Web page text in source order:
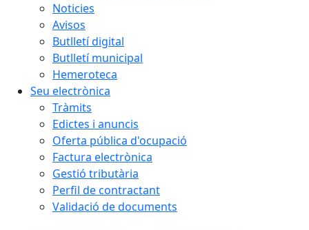
Noticies
Avisos
Butlletí digital
Butlletí municipal
Hemeroteca
Seu electrònica
Tràmits
Edictes i anuncis
Oferta pública d'ocupació
Factura electrònica
Gestió tributària
Perfil de contractant
Validació de documents